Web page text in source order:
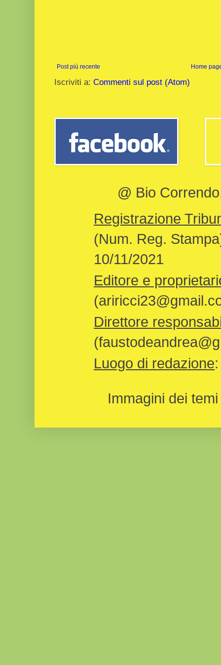
Post più recente Home
Iscriviti a: Commenti sul post (Atom)
@ Bio
Registrazione
(Num. Reg.
10/11/2021
Editore e
Direttore
Luogo di redazione
Immagini dei